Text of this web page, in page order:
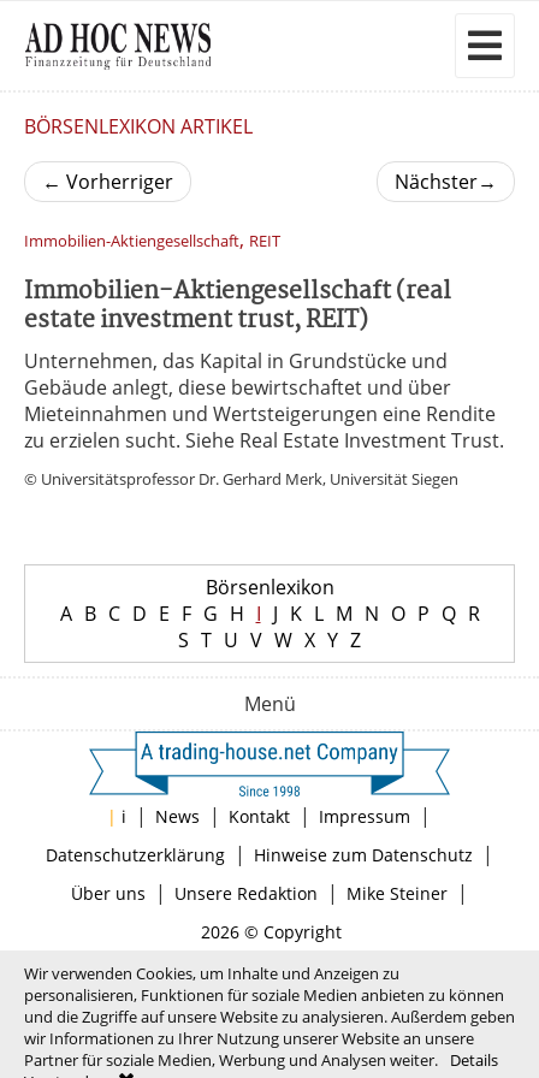
BÖRSENLEXIKON ARTIKEL
← Vorherriger Nächster→
Immobilien-Aktiengesellschaft, REIT
Immobilien-Aktiengesellschaft (real
estate investment trust, REIT)
Unternehmen, das Kapital in Grundstücke und
Gebäude anlegt, diese bewirtschaftet und über
Mieteinnahmen und Wertsteigerungen eine Rendite
zu erzielen sucht. Siehe Real Estate Investment Trust.
© Universitätsprofessor Dr. Gerhard Merk, Universität Siegen
Börsenlexikon
A B C D E F G H I J K L M N O P Q R
S T U V W X Y Z
Menü
| i | News | Kontakt | Impressum |
Datenschutzerklärung| Hinweise zum Datenschutz |
Über uns | Unsere Redaktion | Mike Steiner|
2026 © Copyright
Wir verwenden Cookies, um Inhalte und Anzeigen zu
personalisieren, Funktionen für soziale Medien anbieten zu können
und die Zugriffe auf unsere Website zu analysieren. Außerdem geben
wir Informationen zu Ihrer Nutzung unserer Website an unsere
Partner für soziale Medien, Werbung und Analysen weiter.
Details